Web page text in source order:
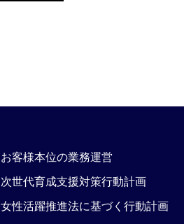
お客様本位の業務運営
次世代育成支援対策行動計画
女性活躍推進法に基づく行動計画